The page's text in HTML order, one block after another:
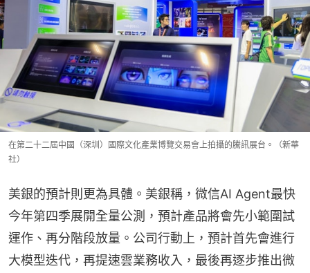
在第二十二屆中國（深圳）國際文化產業博覽交易會上拍攝的騰訊展台。（新華
社）
美銀的預計則更為具體。美銀稱，微信AI Agent最快
今年第四季展開全量公測，預計產品將會先小範圍試
運作、再分階段放量。公司行動上，預計首先會進行
大模型迭代，再提速雲業務收入，最後再逐步推出微